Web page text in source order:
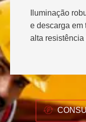
Iluminação
e descarga em
alta